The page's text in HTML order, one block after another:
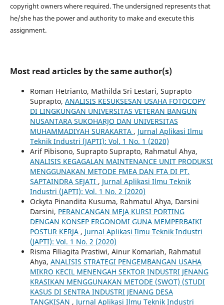
copyright owners where required. The undersigned represents that
he/she has the power and authority to make and execute this
assignment.
Most read articles by the same author(s)
Roman Hetrianto, Mathilda Sri Lestari, Suprapto
Suprapto, ANALISIS KESUKSESAN USAHA FOTOCOPY
DI LINGKUNGAN UNIVERSITAS VETERAN BANGUN
NUSANTARA SUKOHARJO DAN UNIVERSITAS
MUHAMMADIYAH SURAKARTA , Jurnal Aplikasi Ilmu
Teknik Industri (JAPTI): Vol. 1 No. 1 (2020)
Arif Pibisono, Suprapto Suprapto, Rahmatul Ahya,
ANALISIS KEGAGALAN MAINTENANCE UNIT PRODUKSI
MENGGUNAKAN METODE FMEA DAN FTA DI PT.
SAPTAINDRA SEJATI , Jurnal Aplikasi Ilmu Teknik
Industri (JAPTI): Vol. 1 No. 2 (2020)
Ockyta Pinandita Kusuma, Rahmatul Ahya, Darsini
Darsini, PERANCANGAN MEJA KURSI PORTING
DENGAN KONSEP ERGONOMI GUNA MEMPERBAIKI
POSTUR KERJA , Jurnal Aplikasi Ilmu Teknik Industri
(JAPTI): Vol. 1 No. 2 (2020)
Risma Filiagita Prastiwi, Ainur Komariah, Rahmatul
Ahya, ANALISIS STRATEGI PENGEMBANGAN USAHA
MIKRO KECIL MENENGAH SEKTOR INDUSTRI JENANG
KRASIKAN MENGGUNAKAN METODE (SWOT) (STUDI
KASUS DI SENTRA INDUSTRI JENANG DESA
TANGKISAN , Jurnal Aplikasi Ilmu Teknik Industri